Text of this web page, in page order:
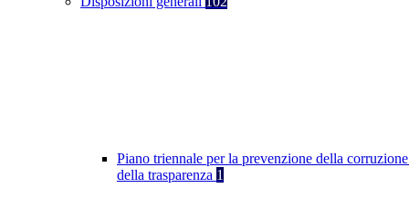
Piano triennale per la prevenzione della
della trasparenza 1